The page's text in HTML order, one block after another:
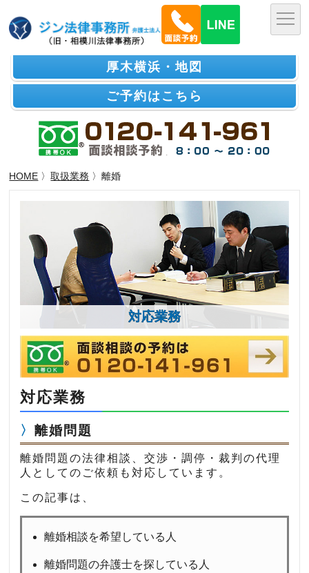
厚木横浜・地図
ご予約はこちら
HOME 〉取扱業務 〉離婚
対応業務
対応業務
離婚問題
離婚問題の法律相談、交渉・調停・裁判の代理
人としてのご依頼も対応しています。
この記事は、
離婚相談を希望している人
離婚問題の弁護士を探している人